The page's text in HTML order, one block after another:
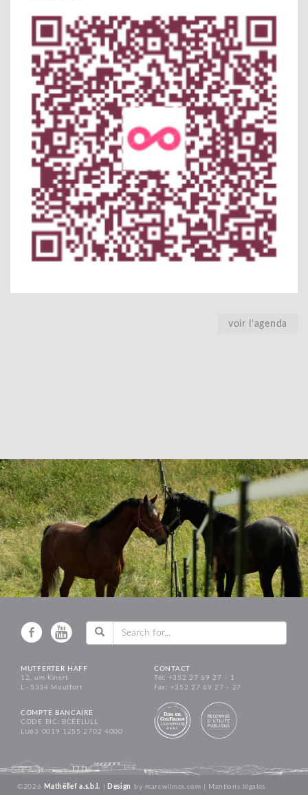
voir l’agenda
MUTFERTER HAFF
12, um Kinert
L - 5334 Moutfort
CONTACT
Tél: +352 27 69 27 - 1
Fax: +352 27 69 27 - 27
COMPTE BANCAIRE
CODE BIC: BCEELULL
LU63 0019 1255 2702 4000
©2026 Mathëllef a.s.b.l. Design by marcwilmes.com Mentions légales